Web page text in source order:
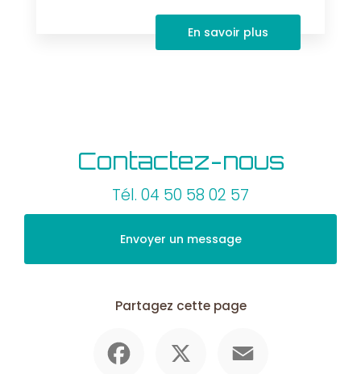
En savoir plus
Contactez-nous
Tél. 04 50 58 02 57
Envoyer un message
Partagez cette page